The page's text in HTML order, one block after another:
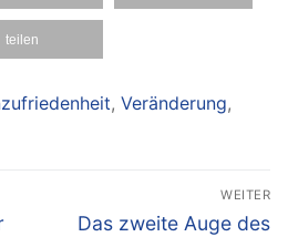
teilen
, Veränderung,
WEITER
Nächster
Das zweite Auge des